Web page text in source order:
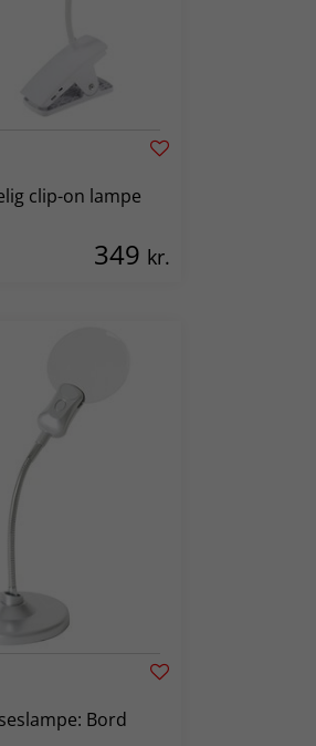
clip-on lampe
349 kr.
Bord